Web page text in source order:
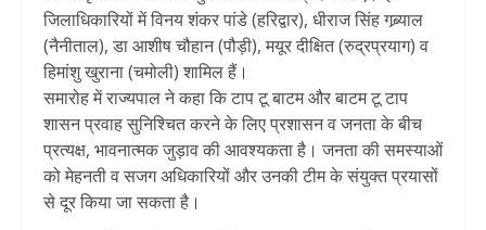
जिलाधिकारियों में विनय शंकर पांडे (हरिद्वार), धीराज सिंह गब्र्याल
(नैनीताल), डा आशीष चौहान (पौड़ी), मयूर दीक्षित (रुद्रप्रयाग) व
हिमांशु खुराना (चमोली) शामिल हैं।
समारोह में राज्यपाल ने कहा कि टाप टू बाटम और बाटम टू टाप
शासन प्रवाह सुनिश्चित करने के लिए प्रशासन व जनता के बीच
प्रत्यक्ष, भावनात्मक जुड़ाव की आवश्यकता है। जनता की समस्याओं
को मेहनती व सजग अधिकारियों और उनकी टीम के संयुक्त प्रयासों
से दूर किया जा सकता है।